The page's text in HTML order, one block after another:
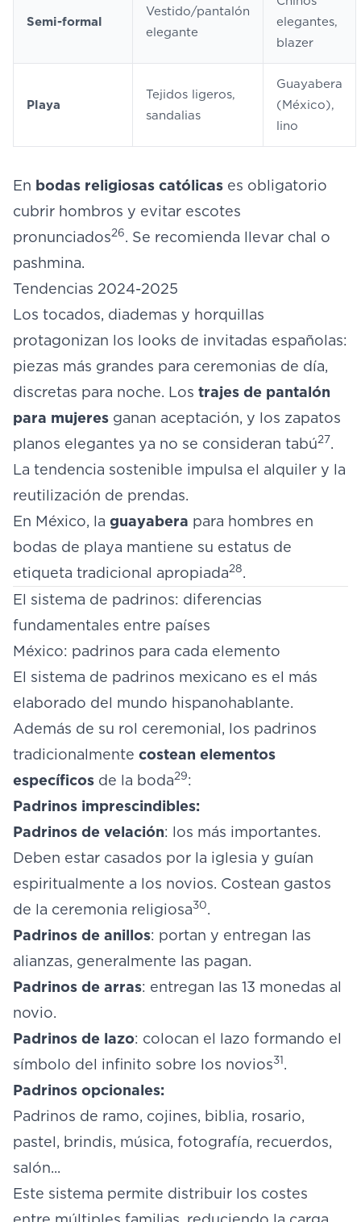
Semi-formal
Vestido/pantalón
elegante
elegantes,
blazer
Playa
Tejidos ligeros,
sandalias
Guayabera
(México),
lino
En bodas religiosas católicas es obligatorio
cubrir hombros y evitar escotes
pronunciados26. Se recomienda llevar chal o
pashmina.
Tendencias 2024-2025
Los tocados, diademas y horquillas
protagonizan los looks de invitadas españolas:
piezas más grandes para ceremonias de día,
discretas para noche. Los trajes de pantalón
para mujeres ganan aceptación, y los zapatos
planos elegantes ya no se consideran tabú27.
La tendencia sostenible impulsa el alquiler y la
reutilización de prendas.
En México, la guayabera para hombres en
bodas de playa mantiene su estatus de
etiqueta tradicional apropiada28.
El sistema de padrinos: diferencias
fundamentales entre países
México: padrinos para cada elemento
El sistema de padrinos mexicano es el más
elaborado del mundo hispanohablante.
Además de su rol ceremonial, los padrinos
tradicionalmente costean elementos
específicos de la boda29:
Padrinos imprescindibles:
Padrinos de velación: los más importantes.
Deben estar casados por la iglesia y guían
espiritualmente a los novios. Costean gastos
de la ceremonia religiosa30.
Padrinos de anillos: portan y entregan las
alianzas, generalmente las pagan.
Padrinos de arras: entregan las 13 monedas al
novio.
Padrinos de lazo: colocan el lazo formando el
símbolo del infinito sobre los novios31.
Padrinos opcionales:
Padrinos de ramo, cojines, biblia, rosario,
pastel, brindis, música, fotografía, recuerdos,
salón...
Este sistema permite distribuir los costes